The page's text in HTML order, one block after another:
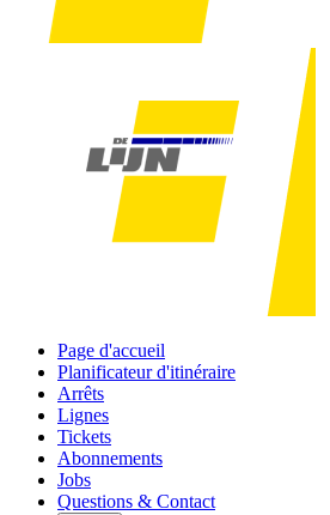
Page d'accueil
Planificateur d'itinéraire
Arrêts
Lignes
Tickets
Abonnements
Jobs
Questions & Contact